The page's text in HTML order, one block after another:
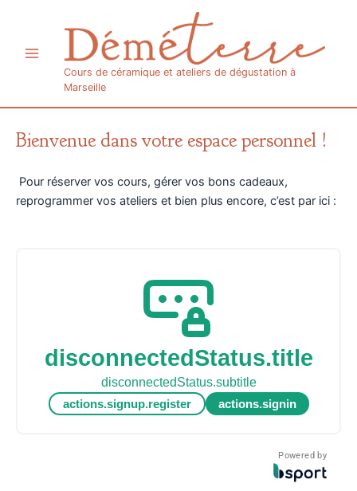
contenuMenu
Cours de céramique et ateliers de dégustation à
Marseille
Bienvenue dans votre espace personnel !
Pour réserver vos cours, gérer vos bons cadeaux,
reprogrammer vos ateliers et bien plus encore, c’est par ici :
disconnectedStatus.title
disconnectedStatus.subtitle
actions.signup.register actions.signin
Powered by